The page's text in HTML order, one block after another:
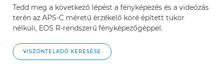
Tedd meg a következő lépést a fényképezés és a videózás
terén az APS-C méretű érzékelő köré épített tükör
nélküli, EOS R-rendszerű fényképezőgéppel.
VISZONTELADÓ KERESÉSE